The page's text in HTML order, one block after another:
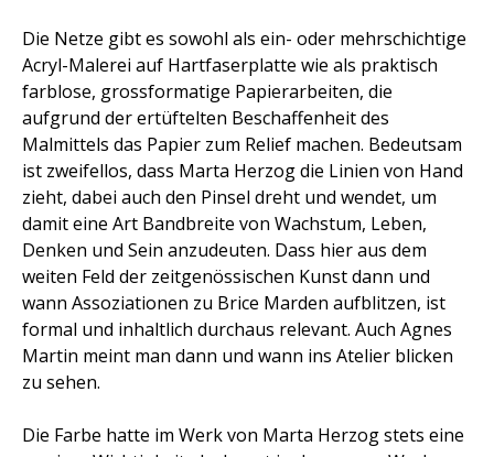
Die Netze gibt es sowohl als ein- oder mehrschichtige
Acryl-Malerei auf Hartfaserplatte wie als praktisch
farblose, grossformatige Papierarbeiten, die
aufgrund der ertüftelten Beschaffenheit des
Malmittels das Papier zum Relief machen. Bedeutsam
ist zweifellos, dass Marta Herzog die Linien von Hand
zieht, dabei auch den Pinsel dreht und wendet, um
damit eine Art Bandbreite von Wachstum, Leben,
Denken und Sein anzudeuten. Dass hier aus dem
weiten Feld der zeitgenössischen Kunst dann und
wann Assoziationen zu Brice Marden aufblitzen, ist
formal und inhaltlich durchaus relevant. Auch Agnes
Martin meint man dann und wann ins Atelier blicken
zu sehen.
Die Farbe hatte im Werk von Marta Herzog stets eine